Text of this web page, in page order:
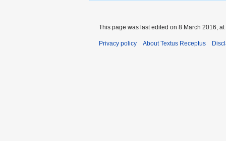
This page was last edited on 8 March 2016, at
Privacy policy About Textus Receptus